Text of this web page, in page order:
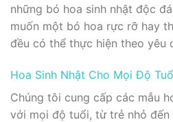
những bó hoa sinh nhật độc
muốn một bó hoa rực rỡ hay
đều có thể thực hiện theo yêu
Hoa Sinh Nhật Cho Mọi Độ
Chúng tôi cung cấp các mẫu
với mọi độ tuổi, từ trẻ nhỏ